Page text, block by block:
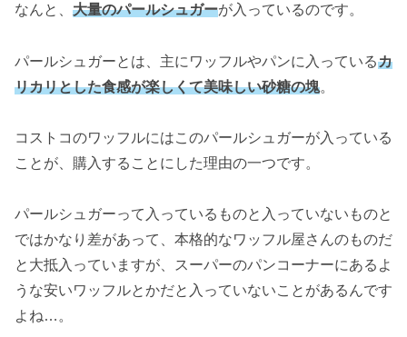
なんと、 大量のパールシュガーが入っているのです。
パールシュガーとは、主にワッフルやパンに入っているカ
リカリとした食感が楽しくて美味しい砂糖の塊。
コストコのワッフルにはこのパールシュガーが入っている
ことが、購入することにした理由の一つです。
パールシュガーって入っているものと入っていないものと
ではかなり差があって、本格的なワッフル屋さんのものだ
と大抵入っていますが、スーパーのパンコーナーにあるよ
うな安いワッフルとかだと入っていないことがあるんです
よね…。